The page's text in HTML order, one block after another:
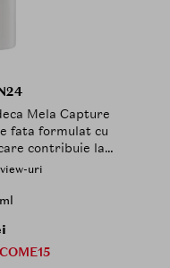
Mela Capture
fata formulat cu
contribuie la
a pielii si la
uri